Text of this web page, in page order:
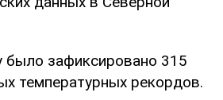
было зафиксировано 315
температурных рекордов.